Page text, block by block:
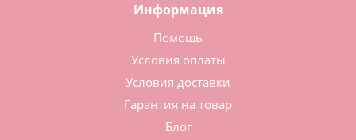
Информация
Помощь
Условия оплаты
Условия доставки
Гарантия на товар
Блог